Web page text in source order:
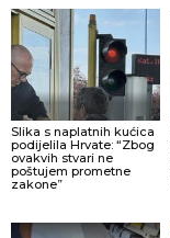
Slika s naplatnih kućica
podijelila Hrvate: “Zbog
ovakvih stvari ne
poštujem prometne
zakone”